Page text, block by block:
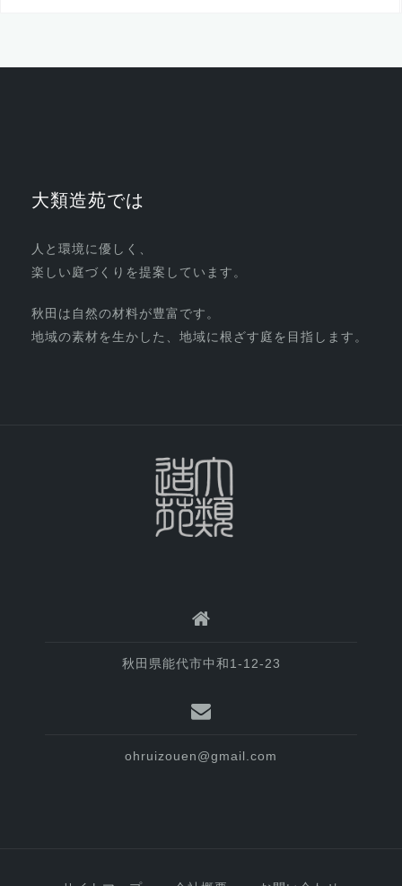
大類造苑では
人と環境に優しく、
楽しい庭づくりを提案しています。
秋田は自然の材料が豊富です。
地域の素材を生かした、地域に根ざす庭を目指します。
秋田県能代市中和1-12-23
ohruizouen@gmail.com